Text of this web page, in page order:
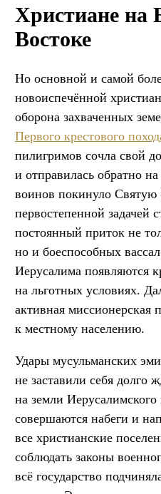
Христиане на
Востоке
Но основной и самой
новоиспечённой
оборона захваченных
Первого крестового
пилигримов сочла свой
и отправилась обратно
воинов покинуло
первостепенной задачей
постоянный приток не
но и боеспособных
Иерусалима появляются
на льготных условиях.
активная
к местному населению.
Удары мусульманских
не заставили себя долго
на земли Иерусалимского
совершаются набеги и
все христианские
соблюдать законы
всё государство